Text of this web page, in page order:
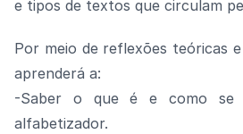
e tipos de textos que circulam
Por meio de reflexões teóricas
aprenderá a:
-Saber o que é e como se
alfabetizador.